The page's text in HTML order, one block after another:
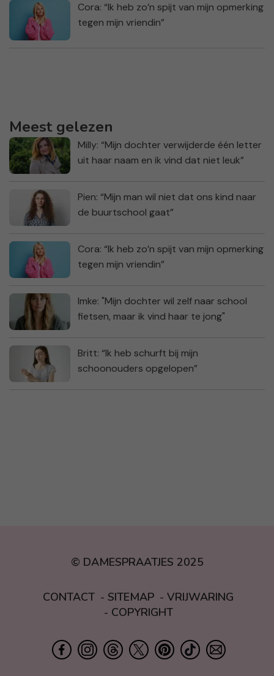
Cora: “Ik heb zo’n spijt van mijn opmerking
tegen mijn vriendin”
Meest gelezen
Milly: “Mijn dochter verwijderde één letter
uit haar naam en ik vind dat niet leuk”
Pien: “Mijn man wil niet dat ons kind naar
de buurtschool gaat”
Cora: “Ik heb zo’n spijt van mijn opmerking
tegen mijn vriendin”
Imke: "Mijn dochter wil zelf naar school
fietsen, maar ik vind haar te jong"
Britt: “Ik heb schurft bij mijn
schoonouders opgelopen”
© DAMESPRAATJES 2025
CONTACT SITEMAP
VRIJWARING
COPYRIGHT